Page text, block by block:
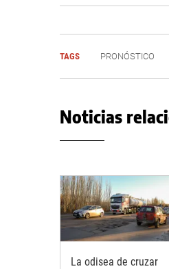
TAGS PRONÓSTICO
Noticias
La odisea de cruzar